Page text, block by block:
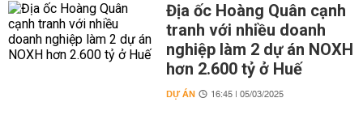
Địa ốc Hoàng Quân cạnh
tranh với nhiều doanh
nghiệp làm 2 dự án NOXH
hơn 2.600 tỷ ở Huế
DỰ ÁN 16:45 | 05/03/2025